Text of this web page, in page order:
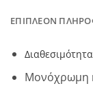
ΕΠΙΠΛΈΟΝ
Μονόχρωμη